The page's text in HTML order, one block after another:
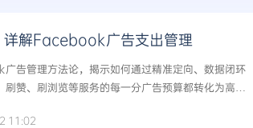
详解Facebook广告支出管理
告管理方法论，揭示如何通过精准定向、数据闭环
刷赞、刷浏览等服务的每一分广告预算都转化为高回
11:02